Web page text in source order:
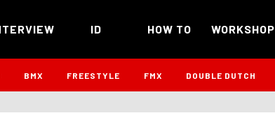
ID HOW TO WORKSHOP
BMX FREESTYLE FMX DOUBLE DUTCH